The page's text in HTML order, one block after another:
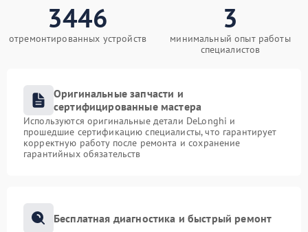
3446
отремонтированных устройств
3
минимальный опыт работы
специалистов
Оригинальные запчасти и
сертифицированные мастера
Используются оригинальные детали DeLonghi и
прошедшие сертификацию специалисты, что гарантирует
корректную работу после ремонта и сохранение
гарантийных обязательств
Бесплатная диагностика и быстрый ремонт